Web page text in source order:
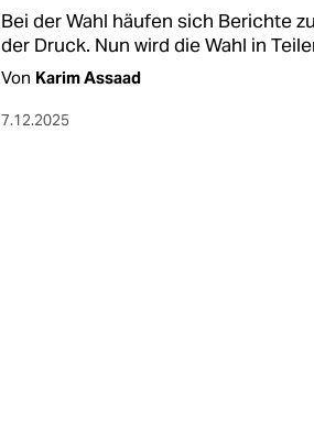
Bei der Wahl häufen sich Berichte
der Druck. Nun wird die Wahl in
Von Karim Assaad
7.12.2025